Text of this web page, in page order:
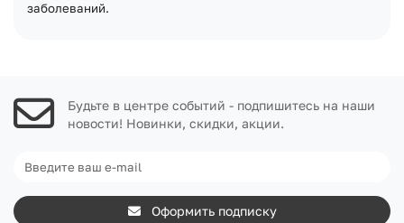
заболеваний.
Будьте в центре событий - подпишитесь на наши
новости! Новинки, скидки, акции.
Оформить подписку